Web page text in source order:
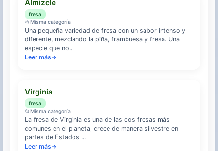
Almizcle
fresa
📂 Misma categoría
Una pequeña variedad de fresa con un sabor intenso y
diferente, mezclando la piña, frambuesa y fresa. Una
especie que no...
Leer más→
Virginia
fresa
📂 Misma categoría
La fresa de Virginia es una de las dos fresas más
comunes en el planeta, crece de manera silvestre en
partes de Estados ...
Leer más→